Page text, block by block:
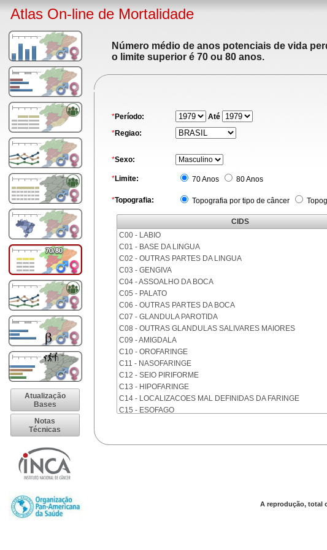
Atlas On-line de Mortalidade
Atualização
Bases
Notas
Técnicas
Número médio de anos potenciais de vida
o limite superior é 70 ou 80 anos.
*Período:
Até
*Regiao:
*Sexo:
*Limite: 70 Anos 80 Anos
*Topografia: Topografia por tipo de câncer
CIDS
C00 - LABIO
C01 - BASE DA LINGUA
C02 - OUTRAS PARTES DA LINGUA
C03 - GENGIVA
C04 - ASSOALHO DA BOCA
C05 - PALATO
C06 - OUTRAS PARTES DA BOCA
C07 - GLANDULA PAROTIDA
C08 - OUTRAS GLANDULAS SALIVARES MAIORES
C09 - AMIGDALA
C10 - OROFARINGE
C11 - NASOFARINGE
C12 - SEIO PIRIFORME
C13 - HIPOFARINGE
C14 - LOCALIZACOES MAL DEFINIDAS DA FARINGE
C15 - ESOFAGO
C18 - COLON
A reprodução, total